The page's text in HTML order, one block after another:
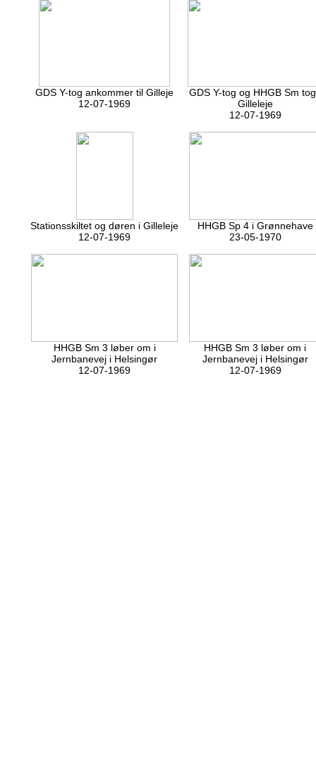
GDS Y-tog ankommer til Gilleje
12-07-1969
GDS Y-tog og HHGB Sm
Gilleleje
12-07-1969
Stationsskiltet og døren i Gilleleje
12-07-1969
HHGB Sp 4 i Grønnehave
23-05-1970
HHGB Sm 3 løber om i
Jernbanevej i Helsingør
12-07-1969
HHGB Sm 3 løber om i
Jernbanevej i Helsingør
12-07-1969